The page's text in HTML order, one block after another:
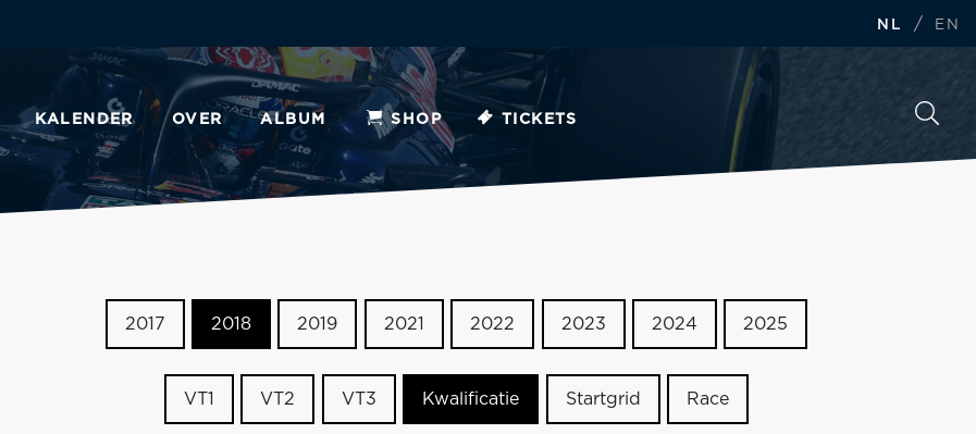
NL / EN
KALENDER OVER ALBUM SHOP TICKETS
2017 2018 2019 2021 2022 2023 2024 2025
VT1 VT2 VT3 Kwalificatie Startgrid Race